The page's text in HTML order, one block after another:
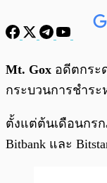
พร้อมเล่น
Mt. Gox อดีตกระ
กระบวนการชำร
ตั้งแต่ต้นเดือนกร
Bitbank และ